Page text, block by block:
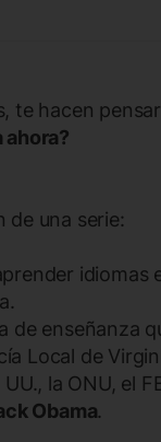
te hacen
ahora?
de una serie:
idiomas
de enseñanza
Local de
la ONU, el
Obama.